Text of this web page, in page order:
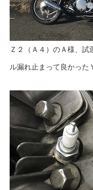
Ｚ２（Ａ４）のＡ様、
ル漏れ止まって良かった